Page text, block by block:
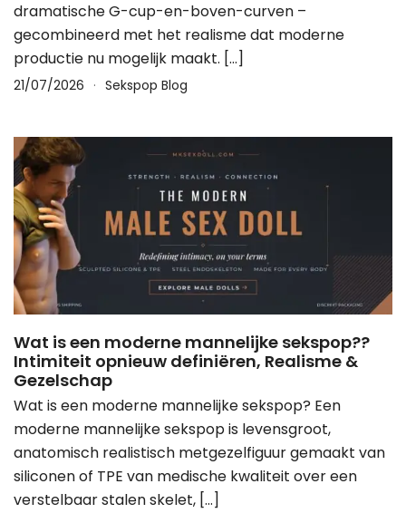
dramatische G-cup-en-boven-curven –
gecombineerd met het realisme dat moderne
productie nu mogelijk maakt. […]
21/07/2026 Sekspop Blog
Wat is een moderne mannelijke sekspop??
Intimiteit opnieuw definiëren, Realisme &
Gezelschap
Wat is een moderne mannelijke sekspop? Een
moderne mannelijke sekspop is levensgroot,
anatomisch realistisch metgezelfiguur gemaakt van
siliconen of TPE van medische kwaliteit over een
verstelbaar stalen skelet, […]